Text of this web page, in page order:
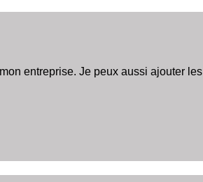
entreprise. Je peux aussi ajouter les